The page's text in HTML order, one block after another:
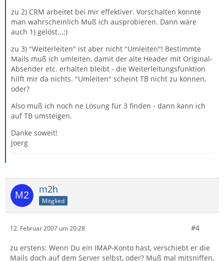
zu 2) CRM arbeitet bei mir effektiver. Vorschalten könnte
man wahrscheinlich Muß ich ausprobieren. Dann wäre
auch 1) gelöst...;)
zu 3) "Weiterleiten" ist aber nicht "Umleiten"! Bestimmte
Mails muß ich umleiten, damit der alte Header mit Original-
Absender etc. erhalten bleibt - die Weiterleitungsfunktion
hilft mir da nichts. "Umleiten" scheint TB nicht zu können,
oder?
Also muß ich noch ne Lösung für 3 finden - dann kann ich
auf TB umsteigen.
Danke soweit!
Joerg
m2h
Mitglied
12. Februar 2007 um 20:28 #4
zu erstens: Wenn Du ein IMAP-Konto hast, verschiebt er die
Mails doch auf dem Server selbst, oder? Muß mal mitsniffen,